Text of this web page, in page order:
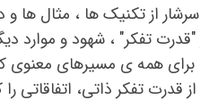
از تکنیک ها ، مثال ها
"قدرت تفکر" ، شهود و موارد
برای همه ی مسیرهای معنوی
از قدرت تفکر ذاتی، اتفاقاتی